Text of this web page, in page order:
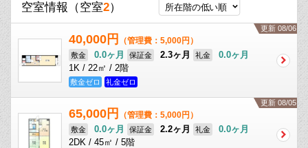
空室情報 （空室2）
更新 08/06
40,000円 （管理費：5,000円）
敷金 0.0ヶ月 保証金 2.3ヶ月 礼金
0.0ヶ月
1K / 22㎡ / 2階
敷金ゼロ 礼金ゼロ
更新 08/05
65,000円 （管理費：5,000円）
敷金 0.0ヶ月 保証金 2.2ヶ月 礼金
0.0ヶ月
2DK / 45㎡ / 5階